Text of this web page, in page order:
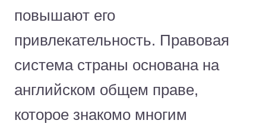
повышают его
привлекательность. Правовая
система страны основана на
английском общем праве,
которое знакомо многим